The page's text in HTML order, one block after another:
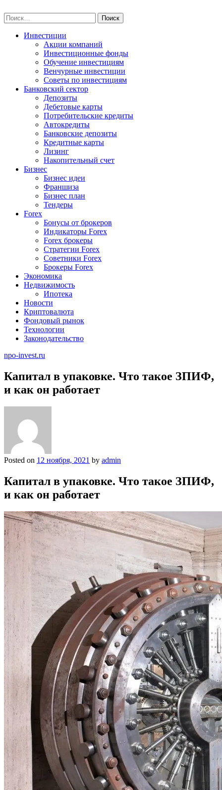
to
content
Найти:
Инвестиции
Акции компаний
Инвестиционные фонды
Обучение инвестициям
Венчурные инвестиции
Советы по инвестициям
Банковский сектор
Депозиты
Дебетовые карты
Потребительские кредиты
Автокредиты
Банковские депозиты
Кредитные карты
Лизинг
Накопительный счет
Бизнес
Бизнес идеи
Франшиза
Бизнес план
Тендеры
Forex
Бонусы от брокеров
Индикаторы Forex
Forex брокеры
Стратегии Forex
Советники Forex
Брокеры Forex
Экономика
Недвижимость
Ипотека
Новости
Криптовалюта
Фондовый рынок
Технологии
Законодательство
npo-invest.ru
Капитал в упаковке. Что такое ЗПИФ,
и как он работает
Posted on 12 ноября, 2021 by admin
Капитал в упаковке. Что такое ЗПИФ,
и как он работает